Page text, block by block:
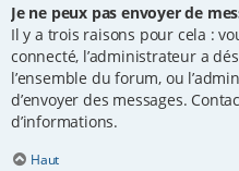
Je ne peux pas envoyer de
Il y a trois raisons pour cela :
connecté, l’administrateur a
l’ensemble du forum, ou
d’envoyer des messages.
d’informations.
Haut